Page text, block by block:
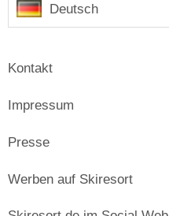
Deutsch
Kontakt
Impressum
Presse
Werben auf Skiresort